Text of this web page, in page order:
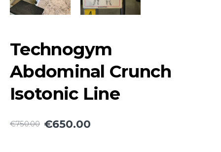
Technogym
Abdominal Crunch
Isotonic Line
€750.00 €650.00